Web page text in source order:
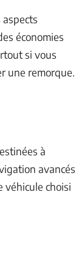
économies
si vous
une remorque.
à
avancés
véhicule choisi